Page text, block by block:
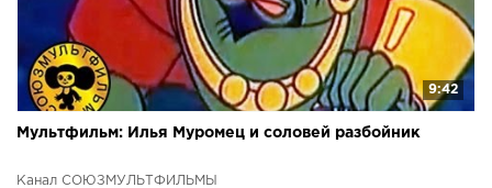
9:42
Мультфильм: Илья Муромец и соловей разбойник
Канал СОЮЗМУЛЬТФИЛЬМЫ